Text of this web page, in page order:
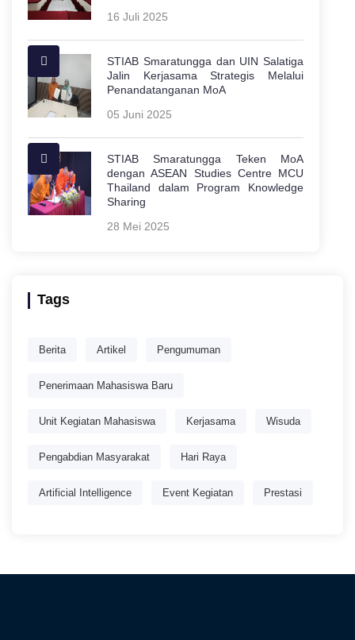
16 Juli 2025
STIAB Smaratungga dan UIN Salatiga
Jalin Kerjasama Strategis Melalui
Penandatanganan MoA
05 Juni 2025
STIAB Smaratungga Teken MoA
dengan ASEAN Studies Centre MCU
Thailand dalam Program Knowledge
Sharing
28 Mei 2025
Tags
Berita Artikel Pengumuman
Penerimaan Mahasiswa Baru
Unit Kegiatan Mahasiswa Kerjasama Wisuda
Pengabdian Masyarakat Hari Raya
Artificial Intelligence Event Kegiatan Prestasi